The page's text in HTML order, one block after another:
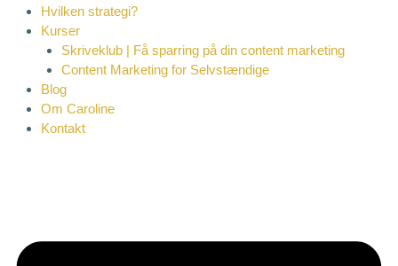
Hvilken strategi?
Kurser
Skriveklub | Få sparring på din content marketing
Content Marketing for Selvstændige
Blog
Om Caroline
Kontakt